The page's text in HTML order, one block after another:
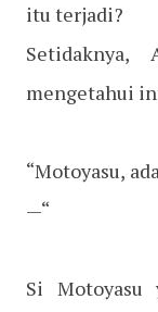
itu terjadi?
Setidaknya,
mengetahui
“Motoyasu,
—“
Si Motoyasu